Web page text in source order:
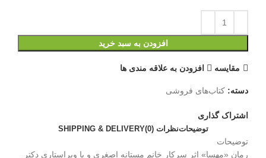
افزودن به سبد خرید
مقایسه افزودن به علاقه مندی ها
دسته: کتاب‌های فروشی
اشتراک گذاری
توضیحاتنظرات (0) SHIPPING & DELIVERY
توضیحات
رمان «مهسا» اثر سرکار خانم مستانه اصغری و با ویراستاری دکتر